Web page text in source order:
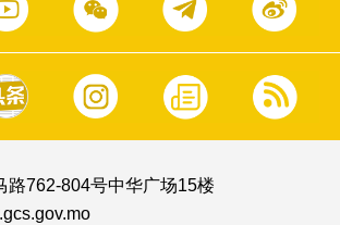
路762-804号中华广场15楼